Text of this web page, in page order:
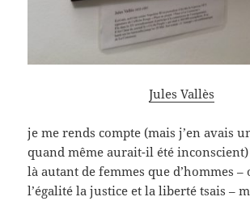
Jules Vallès
je me rends compte (mais j’en avais
quand même aurait-il été
là autant de femmes que d’hommes –
l’égalité la justice et la liberté tsais –